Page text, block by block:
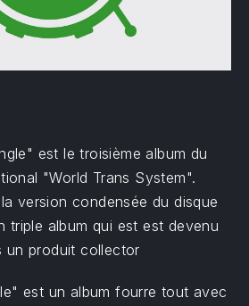
est le troisième album du
"World Trans System".
version condensée du disque
triple album qui est est devenu
un produit collector
est un album fourre tout avec